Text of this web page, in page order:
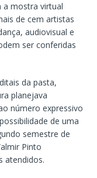
a mostra virtual
de cem artistas
audiovisual e
ser conferidas
da pasta,
planejava
número expressivo
de uma
semestre de
Pinto
atendidos.